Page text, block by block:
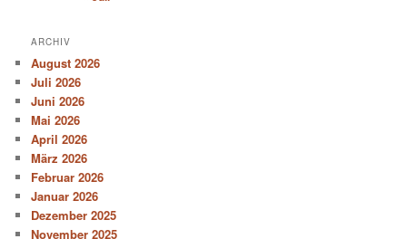
ARCHIV
August 2026
Juli 2026
Juni 2026
Mai 2026
April 2026
März 2026
Februar 2026
Januar 2026
Dezember 2025
November 2025